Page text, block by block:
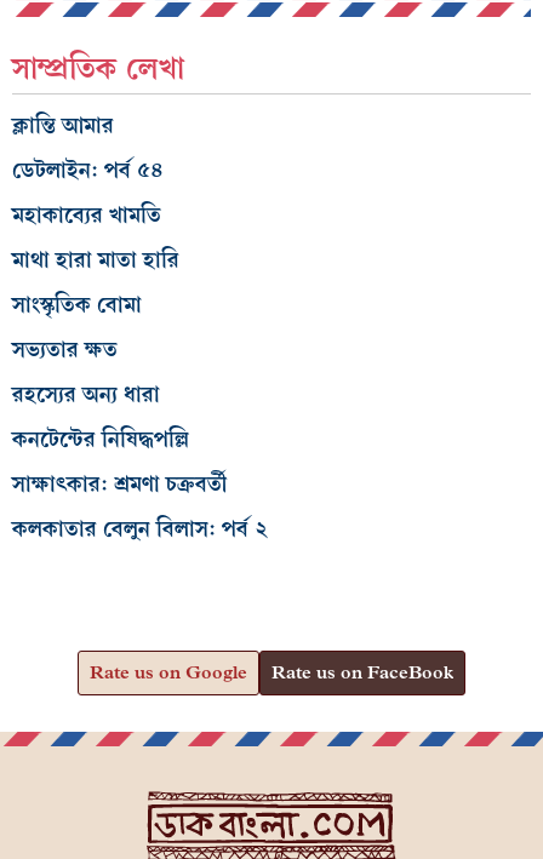
সাম্প্রতিক লেখা
ক্লান্তি আমার
ডেটলাইন: পর্ব ৫৪
মহাকাব্যের খামতি
মাথা হারা মাতা হারি
সাংস্কৃতিক বোমা
সভ্যতার ক্ষত
রহস্যের অন্য ধারা
কনটেন্টের নিষিদ্ধপল্লি
সাক্ষাৎকার: শ্রমণা চক্রবর্তী
কলকাতার বেলুন বিলাস: পর্ব ২
Rate us on Google Rate us on FaceBook